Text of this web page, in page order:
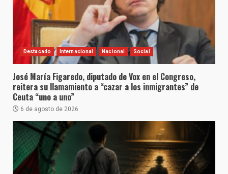
Destacado Internacional Nacional Social
José María Figaredo, diputado de Vox en el Congreso,
reitera su llamamiento a “cazar a los inmigrantes” de
Ceuta “uno a uno”
6 de agosto de 2026